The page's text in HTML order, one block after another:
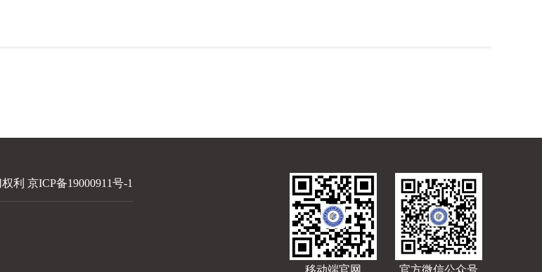
利 京ICP备19000911号-1
移动端官网
官方微信公众号